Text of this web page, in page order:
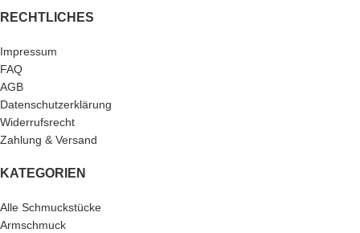
RECHTLICHES
Impressum
FAQ
AGB
Datenschutzerklärung
Widerrufsrecht
Zahlung & Versand
KATEGORIEN
Alle Schmuckstücke
Armschmuck